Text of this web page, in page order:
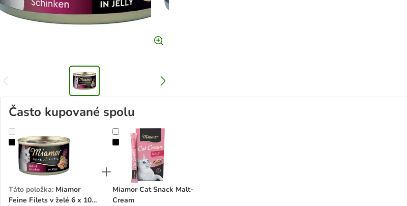
Často kupované spolu
Miamor Feine Filets v želé 6 x 100 g
Táto položka: Miamor
Feine Filets v želé 6 x 100
Miamor Cat Snack Malt-Cream
Miamor Cat Snack Malt-
Cream